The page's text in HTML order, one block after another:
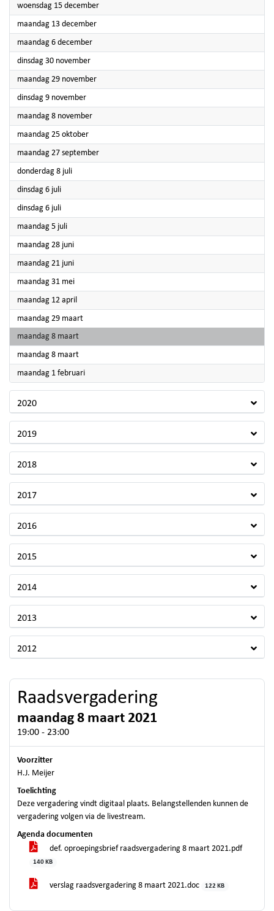
woensdag 15 december2021
maandag 13 december2021
maandag 6 december2021
dinsdag 30 november2021
maandag 29 november2021
dinsdag 9 november2021
maandag 8 november2021
maandag 25 oktober2021
maandag 27 september2021
donderdag 8 juli2021
dinsdag 6 juli2021
dinsdag 6 juli2021
maandag 5 juli2021
maandag 28 juni2021
maandag 21 juni2021
maandag 31 mei2021
maandag 12 april
maandag 29 maart2021
maandag 8 maart2021
maandag 8 maart2021
maandag 1 februari2021
2020
2019
2018
2017
2016
2015
2014
2013
2012
Raadsvergadering
maandag 8 maart 2021
19:00 - 23:00
Voorzitter
H.J. Meijer
Toelichting
Deze vergadering vindt digitaal plaats. Belangstellenden kunnen de
vergadering volgen via de livestream.
Agenda documenten
def. oproepingsbrief raadsvergadering 8 maart 2021.pdf
140 KB
verslag raadsvergadering 8 maart 2021.doc 122 KB